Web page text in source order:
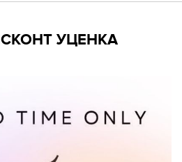
УЦЕНКА